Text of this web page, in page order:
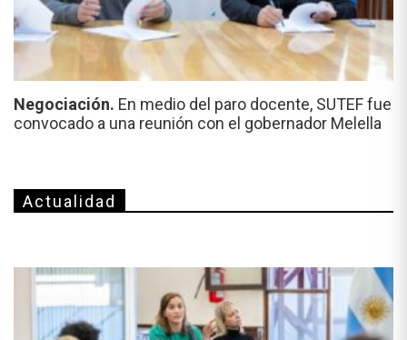
Negociación. En medio del paro docente, SUTEF fue
convocado a una reunión con el gobernador Melella
Actualidad